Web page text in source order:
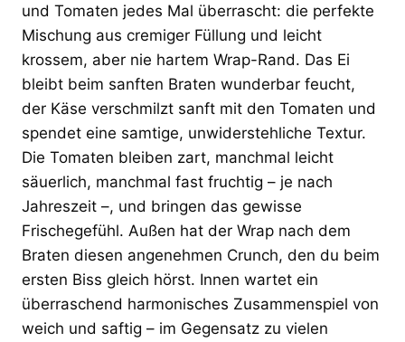
und Tomaten jedes Mal überrascht: die perfekte
Mischung aus cremiger Füllung und leicht
krossem, aber nie hartem Wrap-Rand. Das Ei
bleibt beim sanften Braten wunderbar feucht,
der Käse verschmilzt sanft mit den Tomaten und
spendet eine samtige, unwiderstehliche Textur.
Die Tomaten bleiben zart, manchmal leicht
säuerlich, manchmal fast fruchtig – je nach
Jahreszeit –, und bringen das gewisse
Frischegefühl. Außen hat der Wrap nach dem
Braten diesen angenehmen Crunch, den du beim
ersten Biss gleich hörst. Innen wartet ein
überraschend harmonisches Zusammenspiel von
weich und saftig – im Gegensatz zu vielen